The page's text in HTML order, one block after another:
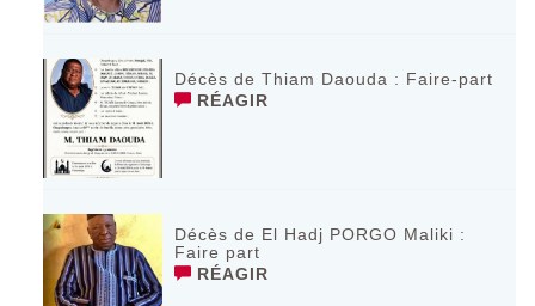
Décès de Thiam Daouda : Faire-part
RÉAGIR
Décès de El Hadj PORGO Maliki :
Faire part
RÉAGIR